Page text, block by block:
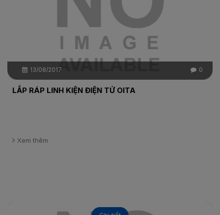
13/08/2017 0
LẮP RÁP LINH KIỆN ĐIỆN TỬ OITA
Xem thêm